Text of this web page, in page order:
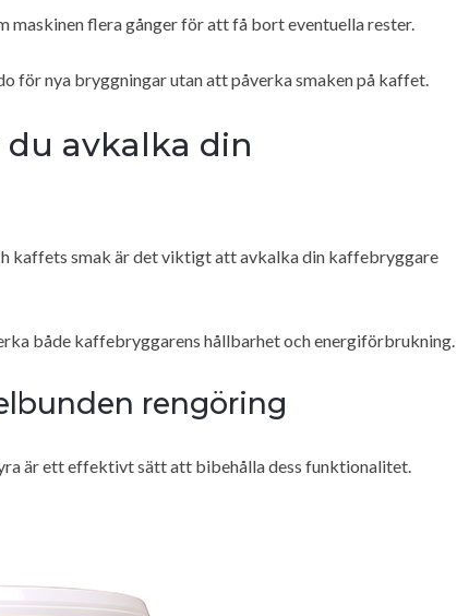
maskinen flera gånger för att få bort eventuella rester.
för nya bryggningar utan att påverka smaken på kaffet.
avkalka din
kaffets smak är det viktigt att avkalka din kaffebryggare
både kaffebryggarens hållbarhet och energiförbrukning.
rengöring
är ett effektivt sätt att bibehålla dess funktionalitet.